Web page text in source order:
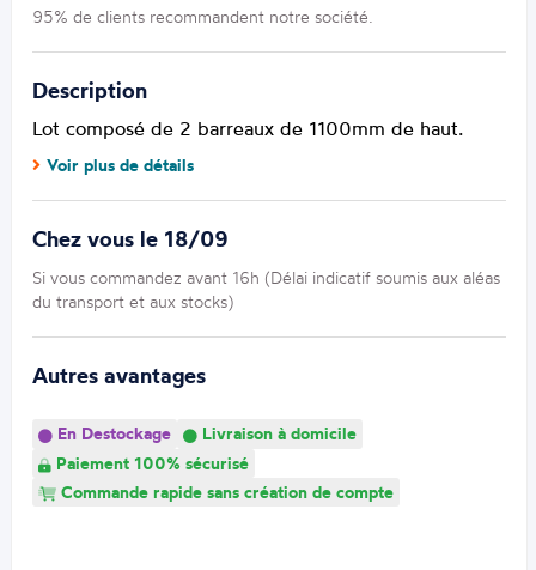
95% de clients recommandent notre société.
Description
Lot composé de 2 barreaux de 1100mm de haut.
Voir plus de détails
Chez vous le 18/09
Si vous commandez avant 16h (Délai indicatif soumis aux aléas
du transport et aux stocks)
Autres avantages
En Destockage
Livraison à domicile
Paiement 100% sécurisé
Commande rapide sans création de compte